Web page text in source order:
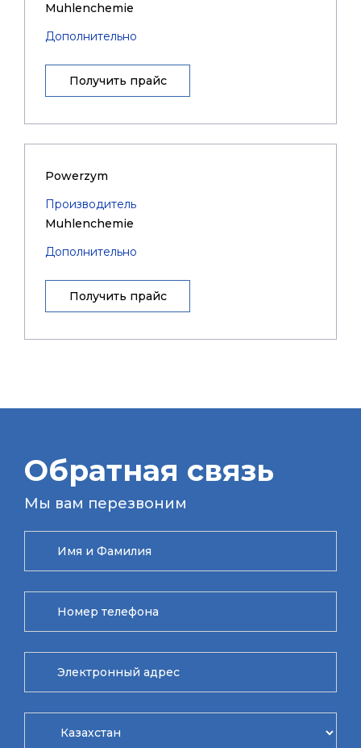
Muhlenchemie
Дополнительно
Получить прайс
Powerzym
Производитель
Muhlenchemie
Дополнительно
Получить прайс
Обратная связь
Мы вам перезвоним